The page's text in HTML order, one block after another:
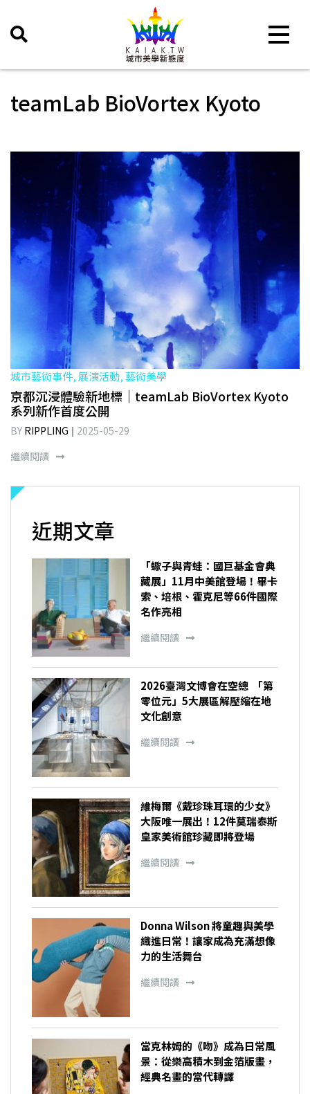
Toggle
teamLab BioVortex Kyoto
城市藝術事件, 展演活動, 藝術美學
京都沉浸體驗新地標｜teamLab BioVortex Kyoto
系列新作首度公開
BY RIPPLING
2025-05-29
繼續閱讀
近期文章
「蠍子與青蛙：國巨基金會典
藏展」11月中美館登場！畢卡
索、培根、霍克尼等66件國際
名作亮相
繼續閱讀
2026臺灣文博會在空總 「第
零位元」5大展區解壓縮在地
文化創意
繼續閱讀
維梅爾《戴珍珠耳環的少女》
大阪唯一展出！12件莫瑞泰斯
皇家美術館珍藏即將登場
繼續閱讀
Donna Wilson 將童趣與美學
織進日常！讓家成為充滿想像
力的生活舞台
繼續閱讀
當克林姆的《吻》成為日常風
景：從樂高積木到金箔版畫，
經典名畫的當代轉譯